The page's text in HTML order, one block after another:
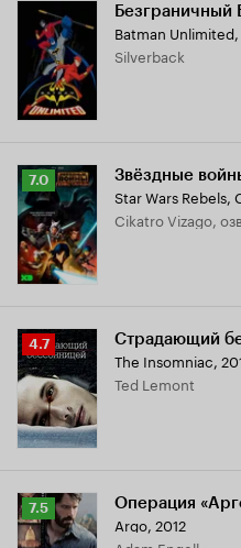
Безграничный
Batman Unlimited,
Silverback
Рейтинг
Кинопоиска
7.0
7.0 Звёздные
Star Wars Rebels,
Cikatro Vizago,
Рейтинг
Кинопоиска
4.7
4.7 Страдающий
The Insomniac,
Ted Lemont
Рейтинг
Кинопоиска
7.5 Операция
Argo, 2012